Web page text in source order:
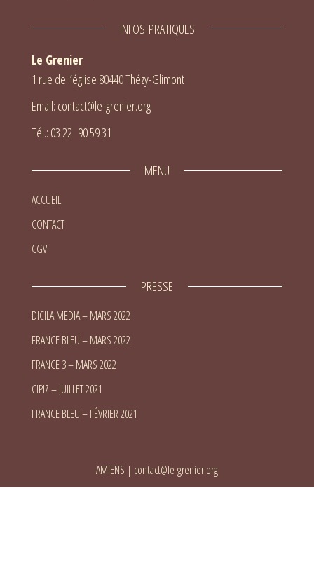
INFOS PRATIQUES
Le Grenier
1 rue de l’église 80440 Thézy-Glimont
Email: contact@le-grenier.org
Tél.: 03 22 90 59 31
MENU
ACCUEIL
CONTACT
CGV
PRESSE
DICILA MEDIA – MARS 2022
FRANCE BLEU – MARS 2022
FRANCE 3 – MARS 2022
CIPIZ – JUILLET 2021
FRANCE BLEU – FÉVRIER 2021
AMIENS | contact@le-grenier.org